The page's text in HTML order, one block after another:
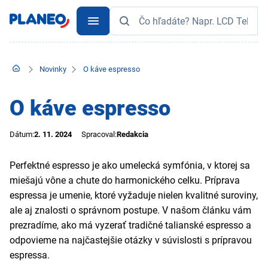
Novinky O káve espresso
O káve espresso
Dátum:2. 11. 2024 Spracoval:Redakcia
Perfektné espresso je ako umelecká symfónia, v ktorej sa
miešajú vône a chute do harmonického celku. Príprava
espressa je umenie, ktoré vyžaduje nielen kvalitné suroviny,
ale aj znalosti o správnom postupe. V našom článku vám
prezradíme, ako má vyzerať tradičné talianské espresso a
odpovieme na najčastejšie otázky v súvislosti s prípravou
espressa.